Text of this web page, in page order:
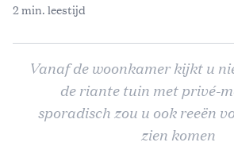
2 min. leestijd
Vanaf de woonkamer kijkt u
de riante tuin met privé-
sporadisch zou u ook reeën
zien komen